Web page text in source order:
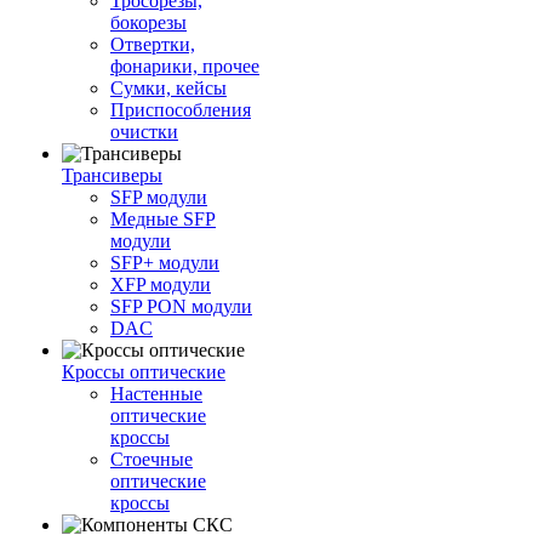
бокорезы
Отвертки,
фонарики, прочее
Сумки, кейсы
Приспособления
очистки
Трансиверы
SFP модули
Медные SFP
модули
SFP+ модули
XFP модули
SFP PON модули
DAC
Кроссы оптические
Настенные
оптические
кроссы
Стоечные
оптические
кроссы